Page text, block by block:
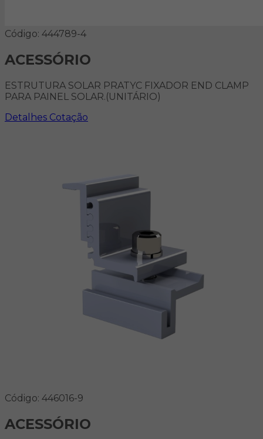
Código: 444789-4
ACESSÓRIO
ESTRUTURA SOLAR PRATYC FIXADOR END CLAMP
PARA PAINEL SOLAR.(UNITÁRIO)
Detalhes Cotação
Código: 446016-9
ACESSÓRIO